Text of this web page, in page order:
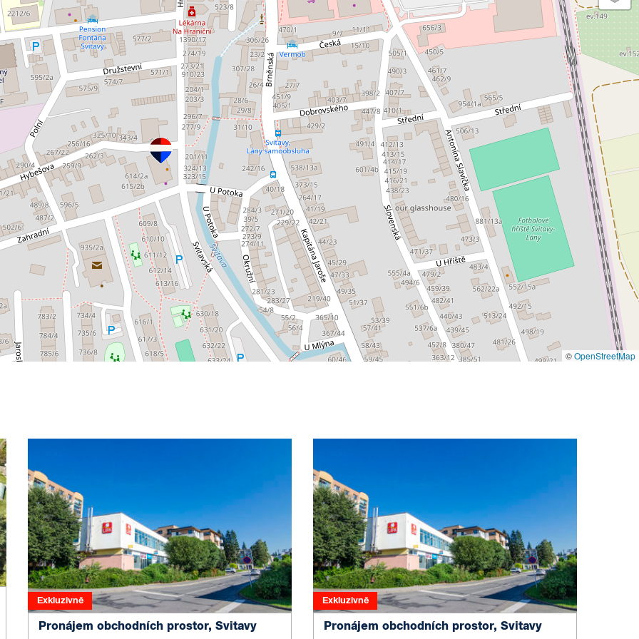
©OpenStreetMap
Exkluzivně
Pronájem obchodních prostor, Svitavy
Exkluzivně
Pronájem obchodních prostor, Svitavy